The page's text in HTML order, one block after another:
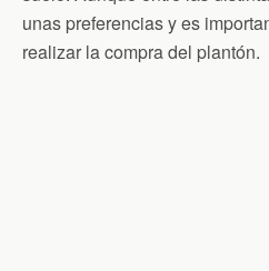
unas preferencias y es
realizar la compra del plantón.